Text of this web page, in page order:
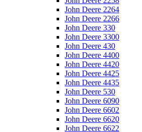
John Deere 2264
John Deere 2266
John Deere 330
John Deere 3300
John Deere 430
John Deere 4400
John Deere 4420
John Deere 4425
John Deere 4435
John Deere 530
John Deere 6090
John Deere 6602
John Deere 6620
John Deere 6622